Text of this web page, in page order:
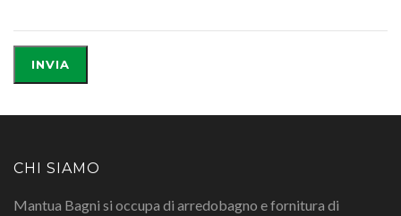
CHI SIAMO
Mantua Bagni si occupa di arredobagno e fornitura di